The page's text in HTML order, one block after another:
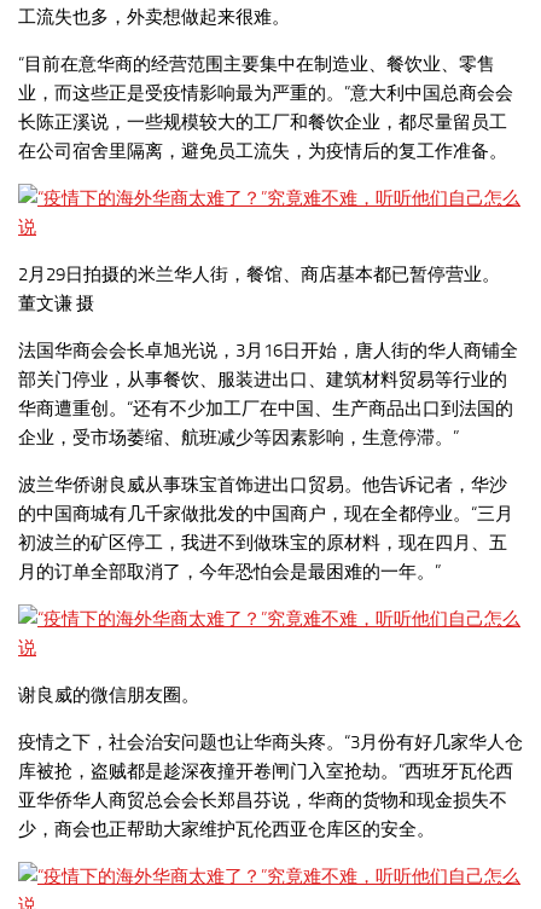
工流失也多，外卖想做起来很难。
“目前在意华商的经营范围主要集中在制造业、餐饮业、零售
业，而这些正是受疫情影响最为严重的。”意大利中国总商会会
长陈正溪说，一些规模较大的工厂和餐饮企业，都尽量留员工
在公司宿舍里隔离，避免员工流失，为疫情后的复工作准备。
2月29日拍摄的米兰华人街，餐馆、商店基本都已暂停营业。
董文谦 摄
法国华商会会长卓旭光说，3月16日开始，唐人街的华人商铺全
部关门停业，从事餐饮、服装进出口、建筑材料贸易等行业的
华商遭重创。“还有不少加工厂在中国、生产商品出口到法国的
企业，受市场萎缩、航班减少等因素影响，生意停滞。”
波兰华侨谢良威从事珠宝首饰进出口贸易。他告诉记者，华沙
的中国商城有几千家做批发的中国商户，现在全都停业。“三月
初波兰的矿区停工，我进不到做珠宝的原材料，现在四月、五
月的订单全部取消了，今年恐怕会是最困难的一年。”
谢良威的微信朋友圈。
疫情之下，社会治安问题也让华商头疼。“3月份有好几家华人仓
库被抢，盗贼都是趁深夜撞开卷闸门入室抢劫。”西班牙瓦伦西
亚华侨华人商贸总会会长郑昌芬说，华商的货物和现金损失不
少，商会也正帮助大家维护瓦伦西亚仓库区的安全。